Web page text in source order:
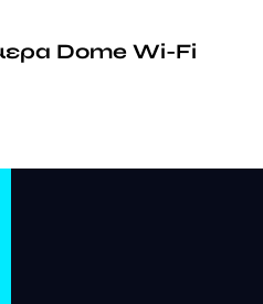
Dome Wi-Fi